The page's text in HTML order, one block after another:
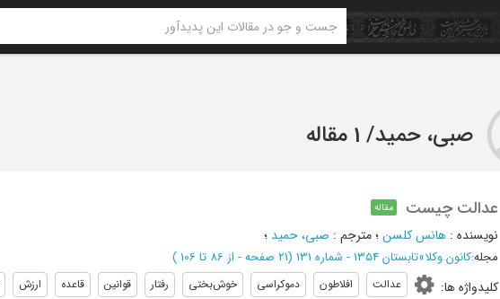
صبی، حمید/ 1 مقاله
عدالت چیست مقاله
نویسنده : هانس کلسن؛مترجم : صبی، حمید ؛
مجله:کانون وکلا»تابستان 1354 - شماره 131 (‎21 صفحه - از 86 تا 106 )
کلیدواژه ها: عدالت افلاطون دموکراسی خوش‌بختی رفتار قوانین قاعده ارزش